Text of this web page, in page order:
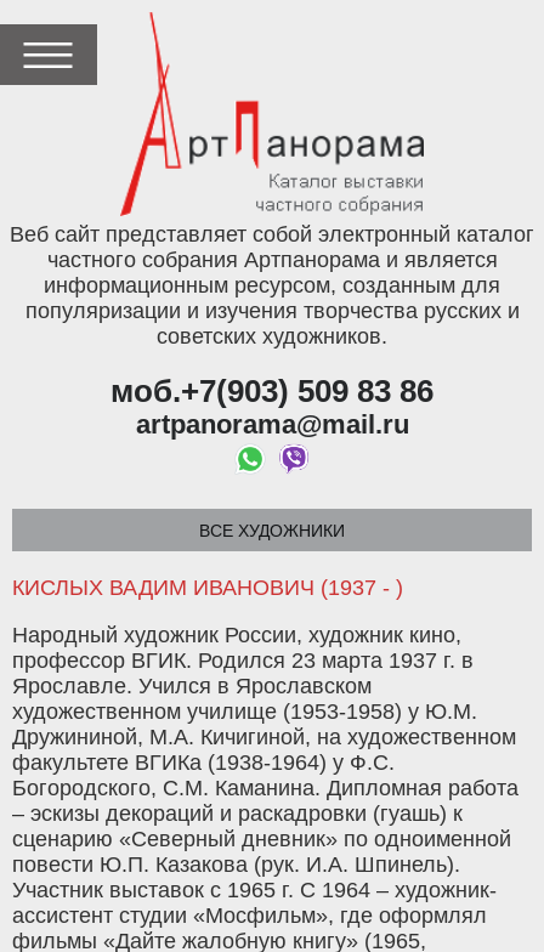
Веб сайт представляет собой электронный каталог
частного собрания Артпанорама и является
информационным ресурсом, созданным для
популяризации и изучения творчества русских и
советских художников.
моб.+7(903) 509 83 86
artpanorama@mail.ru
ВСЕ ХУДОЖНИКИ
КИСЛЫХ ВАДИМ ИВАНОВИЧ (1937 - )
Народный художник России, художник кино,
профессор ВГИК. Родился 23 марта 1937 г. в
Ярославле. Учился в Ярославском
художественном училище (1953-1958) у Ю.М.
Дружининой, М.А. Кичигиной, на художественном
факультете ВГИКа (1938-1964) у Ф.С.
Богородского, С.М. Каманина. Дипломная работа
– эскизы декораций и раскадровки (гуашь) к
сценарию «Северный дневник» по одноименной
повести Ю.П. Казакова (рук. И.А. Шпинель).
Участник выставок с 1965 г. С 1964 – художник-
ассистент студии «Мосфильм», где оформлял
фильмы «Дайте жалобную книгу» (1965,